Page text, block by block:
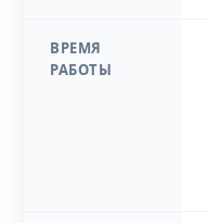
ВРЕМЯ
РАБОТЫ